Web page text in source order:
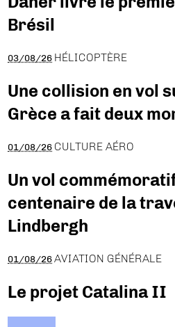
Brésil
03/08/26 HÉLICOPTÈRE
Une collision en vol
Grèce a fait deux
01/08/26 CULTURE AÉRO
Un vol
centenaire de la
Lindbergh
01/08/26 AVIATION GÉNÉRALE
Le projet Catalina II